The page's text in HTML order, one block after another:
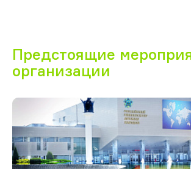
Предстоящие
организации